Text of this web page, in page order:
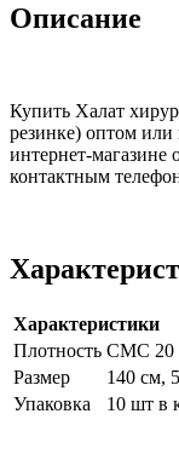
Описание
Купить Халат
резинке) оптом
интернет-магазине
контактным
Характеристики
Плотность СМС 20
Размер
140 см,
Упаковка
10 шт в